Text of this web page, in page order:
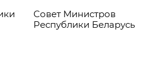
Совет Министров
Республики Беларусь